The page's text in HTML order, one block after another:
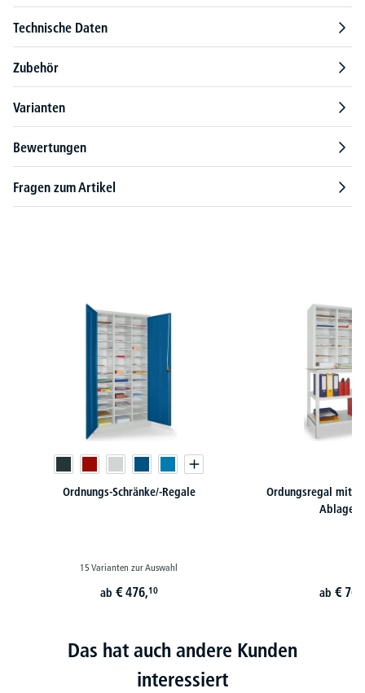
Technische Daten
Zubehör
Varianten
Bewertungen
Fragen zum Artikel
Ordnungs-Schränke/-Regale
15 Varianten zur Auswahl
ab € 476,10
Ordungsregal mit
ab €
Das hat auch andere Kunden
interessiert